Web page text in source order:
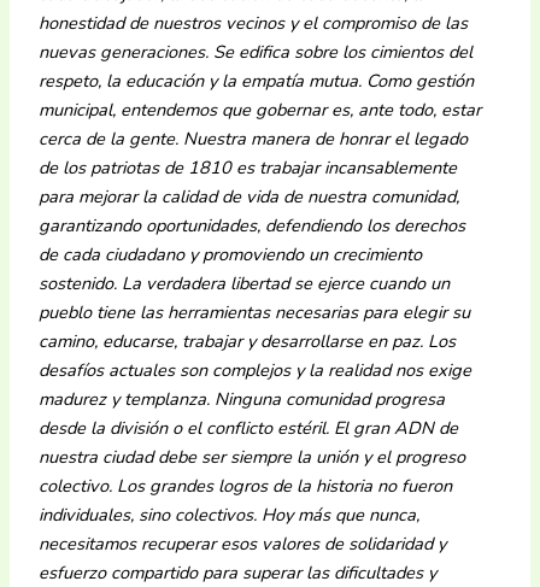
honestidad de nuestros vecinos y el compromiso de las
nuevas generaciones. Se edifica sobre los cimientos del
respeto, la educación y la empatía mutua. Como gestión
municipal, entendemos que gobernar es, ante todo, estar
cerca de la gente. Nuestra manera de honrar el legado
de los patriotas de 1810 es trabajar incansablemente
para mejorar la calidad de vida de nuestra comunidad,
garantizando oportunidades, defendiendo los derechos
de cada ciudadano y promoviendo un crecimiento
sostenido. La verdadera libertad se ejerce cuando un
pueblo tiene las herramientas necesarias para elegir su
camino, educarse, trabajar y desarrollarse en paz. Los
desafíos actuales son complejos y la realidad nos exige
madurez y templanza. Ninguna comunidad progresa
desde la división o el conflicto estéril. El gran ADN de
nuestra ciudad debe ser siempre la unión y el progreso
colectivo. Los grandes logros de la historia no fueron
individuales, sino colectivos. Hoy más que nunca,
necesitamos recuperar esos valores de solidaridad y
esfuerzo compartido para superar las dificultades y